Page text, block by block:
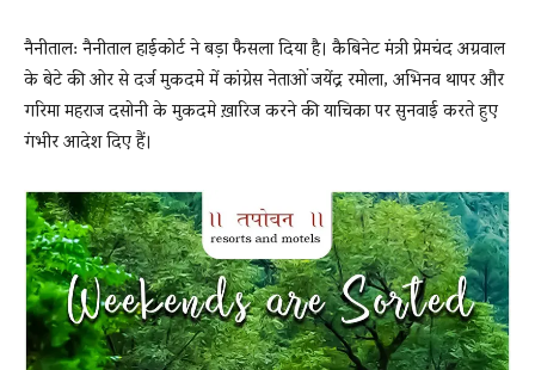
नैनीताल: नैनीताल हाईकोर्ट ने बड़ा फैसला दिया है। कैबिनेट मंत्री प्रेमचंद अग्रवाल
के बेटे की ओर से दर्ज मुकदमे में कांग्रेस नेताओं जयेंद्र रमोला, अभिनव थापर और
गरिमा महराज दसोनी के मुकदमे ख़ारिज करने की याचिका पर सुनवाई करते हुए
गंभीर आदेश दिए हैं।